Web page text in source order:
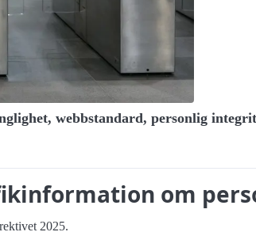
webbstandard, personlig
om
2025.